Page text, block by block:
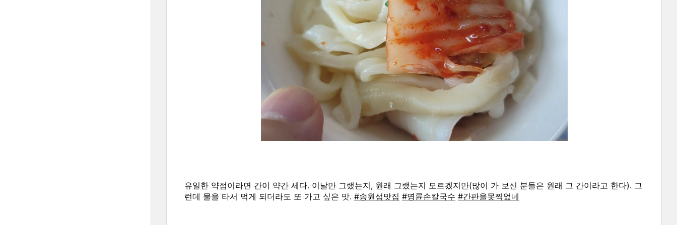
유일한 약점이라면 간이 약간 세다. 이날만 그랬는지, 원래 그랬는지 모르겠지만(많이 가 보신 분들은 원래 그 간이라고 한다). 그
런데 물을 타서 먹게 되더라도 또 가고 싶은 맛. #송원섭맛집 #명륜손칼국수 #간판을못찍었네